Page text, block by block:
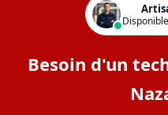
Besoin d'un